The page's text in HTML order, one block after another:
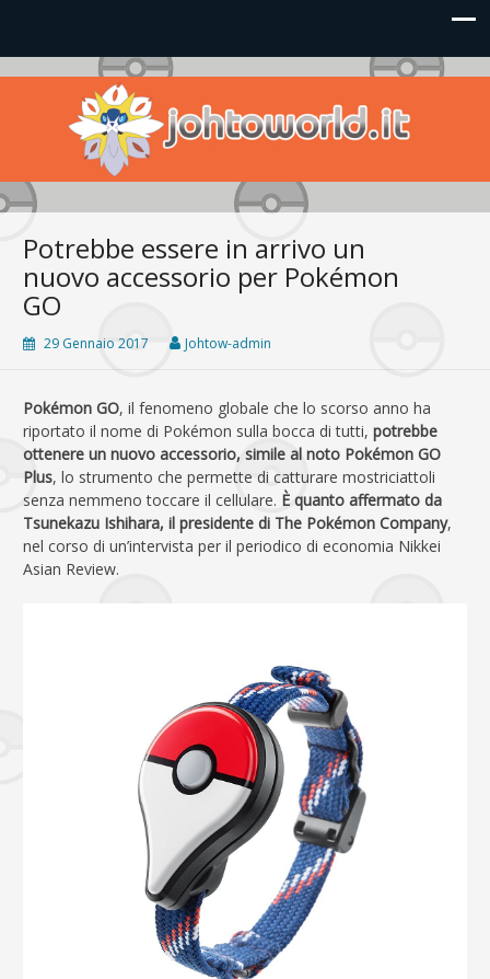
Johto World
Le novità più frizzanti dall'universo Pokémon e Nintendo
Potrebbe essere in arrivo un
nuovo accessorio per Pokémon
GO
29 Gennaio 2017 Johtow-admin
Pokémon GO, il fenomeno globale che lo scorso anno ha
riportato il nome di Pokémon sulla bocca di tutti, potrebbe
ottenere un nuovo accessorio, simile al noto Pokémon GO
Plus, lo strumento che permette di catturare mostriciattoli
senza nemmeno toccare il cellulare. È quanto affermato da
Tsunekazu Ishihara, il presidente di The Pokémon Company,
nel corso di un’intervista per il periodico di economia Nikkei
Asian Review.